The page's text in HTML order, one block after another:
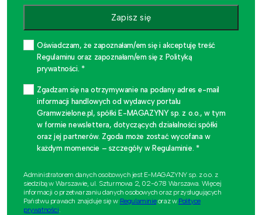
Zapisz się
Oświadczam, że zapoznałam/em się i akceptuję treść
Regulaminu oraz zapoznałam/em się z Polityką
prywatności. *
Zgadzam się na otrzymywanie na podany adres e-mail
informacji handlowych od wydawcy portalu
Gramwzielone.pl, spółki E-MAGAZYNY sp. z o.o., w tym
w formie newslettera, dotyczących działalności spółki
oraz jej partnerów. Zgoda może zostać wycofana w
każdym momencie – szczegóły w Regulaminie. *
Administratorem danych osobowych jest E-MAGAZYNY sp. z o.o. z
siedzibą w Warszawie, ul. Szturmowa 2, 02-678 Warszawa. Więcej
informacji o przetwarzaniu danych osobowych oraz przysługujących
Państwu prawach znajduje się w Regulaminieoraz w Polityce
prywatności.